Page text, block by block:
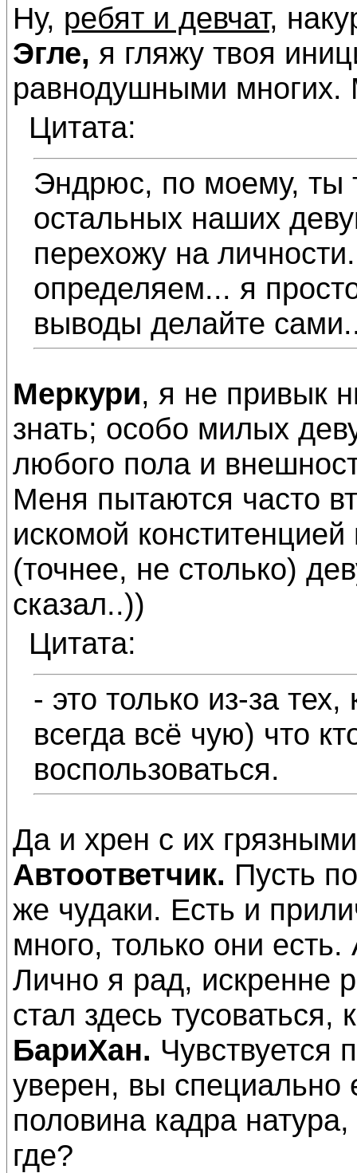
Ну, ребят и девчат,
Эгле, я гляжу твоя
равнодушными
Цитата:
Эндрюс, по моему, ты
остальных наших
перехожу на
определяем... я
выводы делайте
Меркури, я не привык
знать; особо милых
любого пола и
Меня пытаются часто
искомой
(точнее, не столько)
сказал..))
Цитата:
- это только из-за
всегда всё чую) что
воспользоваться.
Да и хрен с их
Автоответчик. Пусть
же чудаки. Есть и
много, только они
Лично я рад, искренне
стал здесь тусоваться,
БариХан. Чувствуется
уверен, вы специально
половина кадра
где?